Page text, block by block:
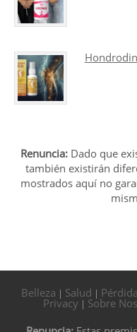
Renuncia: Dado que
también existirán
mostrados aquí no
Belleza | Salud |
Privacy | Sobre